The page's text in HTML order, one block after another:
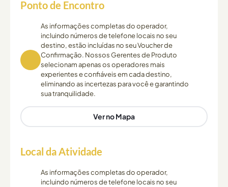
Ponto de Encontro
As informações completas do operador,
incluindo números de telefone locais no seu
destino, estão incluídas no seu Voucher de
Confirmação. Nossos Gerentes de Produto
selecionam apenas os operadores mais
experientes e confiáveis em cada destino,
eliminando as incertezas para você e garantindo
sua tranquilidade.
Ver no Mapa
Local da Atividade
As informações completas do operador,
incluindo números de telefone locais no seu